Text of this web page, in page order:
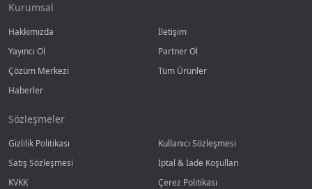
Kurumsal
Hakkımızda
İletişim
Yayıncı Ol
Partner Ol
Çözüm Merkezi
Tüm Ürünler
Haberler
Sözleşmeler
Gizlilik Politikası
Kullanıcı Sözleşmesi
Satış Sözleşmesi
İptal & İade Koşulları
KVKK
Çerez Politikası